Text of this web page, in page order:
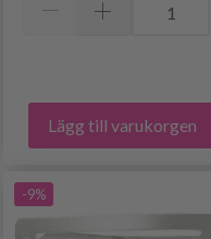
Lägg till varukorgen
-9%